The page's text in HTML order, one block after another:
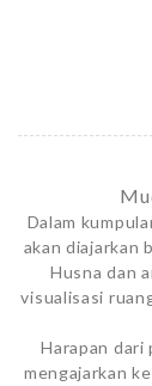
Dalam
akan diajarkan
Husna dan
visualisasi
Harapan dari
mengajarkan